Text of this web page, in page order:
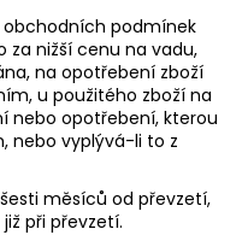
obchodních podmínek
za nižší cenu na vadu,
na opotřebení zboží
u použitého zboží na
nebo opotřebení, kterou
nebo vyplývá-li to z
měsíců od převzetí,
při převzetí.